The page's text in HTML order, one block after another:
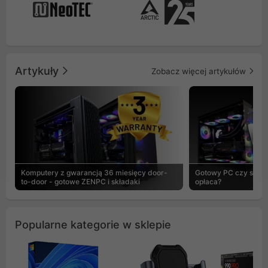
Artykuły Zobacz więcej artykułów
Komputery z gwarancją 36 miesięcy door-
to-door - gotowe ZENPC i składaki
Gotowy PC czy
opłaca?
Popularne kategorie w sklepie